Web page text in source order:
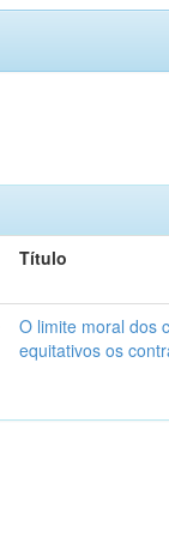
Título
O limite moral dos
equitativos os